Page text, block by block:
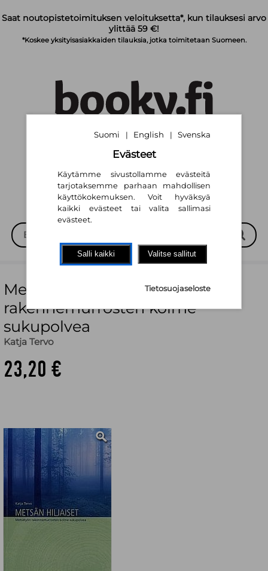
Saat noutopistetoimituksen veloituksetta*, kun tilauksesi arvo
ylittää 59 €!
*Koskee yksityisasiakkaiden tilauksia, jotka toimitetaan Suomeen.
Metsän hiljaiset - Metsätyön
rakennemurrosten kolme
sukupolvea
Katja Tervo
23,20 €
Suomi | English | Svenska
Evästeet
Käytämme sivustollamme evästeitä
tarjotaksemme parhaan mahdollisen
käyttökokemuksen. Voit hyväksyä
kaikki evästeet tai valita sallimasi
evästeet.
Salli kaikki Valitse sallitut
Tietosuojaseloste